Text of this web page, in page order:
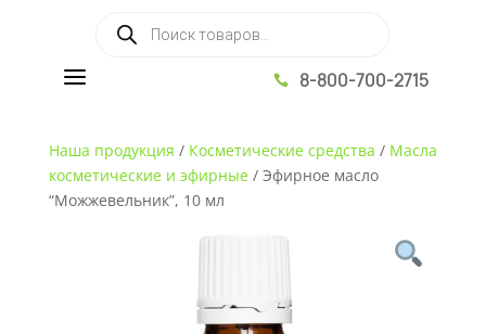
a  8-800-700-2715
Наша продукция / Косметические средства / Масла
косметические и эфирные/ Эфирное масло
“Можжевельник”, 10 мл